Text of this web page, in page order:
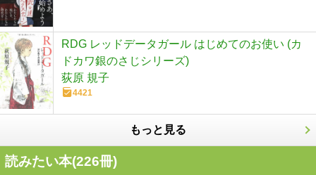
RDG レッドデータガール はじめてのお使い (カ
ドカワ銀のさじシリーズ)
荻原 規子
4421
もっと見る
読みたい本(226冊)